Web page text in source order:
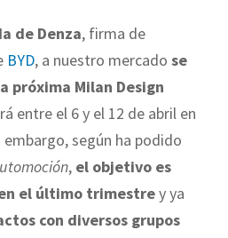
de Denza, firma de
BYD, a nuestro mercado se
próxima Milan Design
entre el 6 y el 12 de abril en
según ha podido
, el objetivo es
el último trimestrey ya
con diversos grupos